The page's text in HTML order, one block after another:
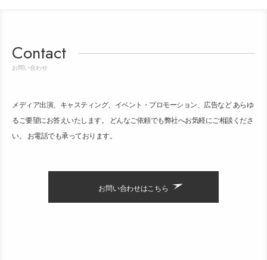
Contact
お問い合わせ
メディア出演、キャスティング、イベント・プロモーション、広告など あらゆ
るご要望にお答えいたします。 どんなご依頼でも弊社へお気軽にご相談くださ
い。 お電話でも承っております。
お問い合わせはこちら